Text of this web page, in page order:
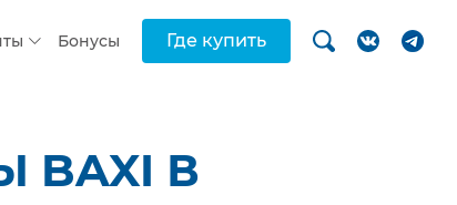
Бонусы Где купить
В